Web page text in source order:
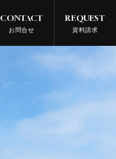
CONTACT
お問合せ
REQUEST
資料請求